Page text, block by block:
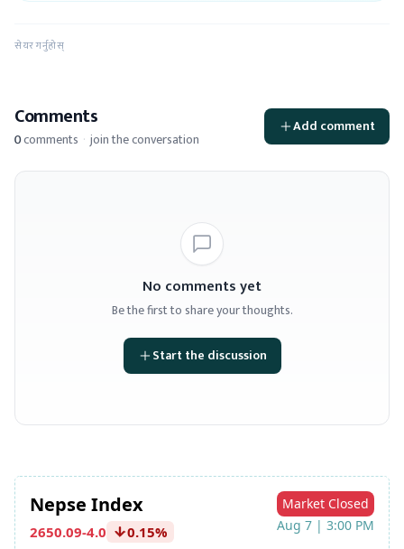
सेयर गर्नुहोस्
Comments
0comments · join the conversation
Add comment
No comments yet
Be the first to share your thoughts.
Start the discussion